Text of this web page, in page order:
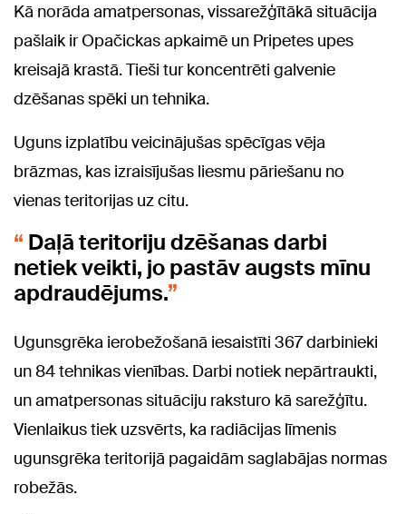
Kā norāda amatpersonas, vissarežģītākā situācija
pašlaik ir Opačickas apkaimē un Pripetes upes
kreisajā krastā. Tieši tur koncentrēti galvenie
dzēšanas spēki un tehnika.
Uguns izplatību veicinājušas spēcīgas vēja
brāzmas, kas izraisījušas liesmu pāriešanu no
vienas teritorijas uz citu.
Daļā teritoriju dzēšanas darbi
netiek veikti, jo pastāv augsts mīnu
apdraudējums.
Ugunsgrēka ierobežošanā iesaistīti 367 darbinieki
un 84 tehnikas vienības. Darbi notiek nepārtraukti,
un amatpersonas situāciju raksturo kā sarežģītu.
Vienlaikus tiek uzsvērts, ka radiācijas līmenis
ugunsgrēka teritorijā pagaidām saglabājas normas
robežās.